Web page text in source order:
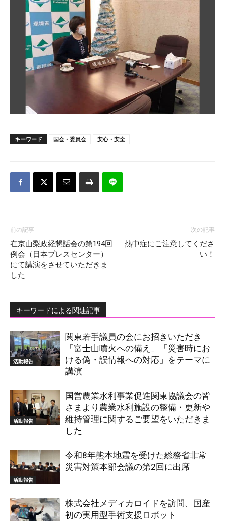
キーワード 国会・委員会 安心・安全
前の記事
在京山梨政経懇話会の第194回
例会（日本プレスセンター）
にて講演をさせていただきま
した
次の記事
熱中症にご注意してくださ
い！
キーワードによる関連記事
活動報告
関東若手議員の会にお招きいただき
「富士山噴火への備え」「災害時にお
ける偽・誤情報への対応」をテーマに
講演
活動報告
国営農業水利事業促進関東協議会の皆
さまより農業水利施設の整備・更新や
維持管理に関するご要望をいただきま
した
活動報告
令和8年熊本地震を受けた総務省非常
災害対策本部会議の第2回に出席
株式会社メディカロイドを訪問、国産
初の実用型手術支援ロボット